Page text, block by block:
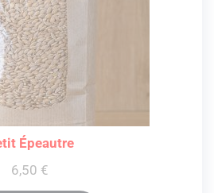
Épeautre
6,50 €